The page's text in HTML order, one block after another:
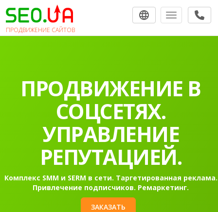
ПРОДВИЖЕНИЕ САЙТОВ
Toggle
ПРОДВИЖЕНИЕ В
СОЦСЕТЯХ.
УПРАВЛЕНИЕ
РЕПУТАЦИЕЙ.
Комплекс SMM и SERM в сети. Таргетированная реклама.
Привлечение подписчиков. Ремаркетинг.
ЗАКАЗАТЬ